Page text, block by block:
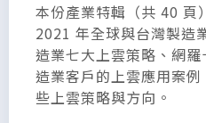
本份產業特輯（共 40 頁
2021 年全球與台灣製造
造業七大上雲策略、網
造業客戶的上雲應用案
些上雲策略與方向。